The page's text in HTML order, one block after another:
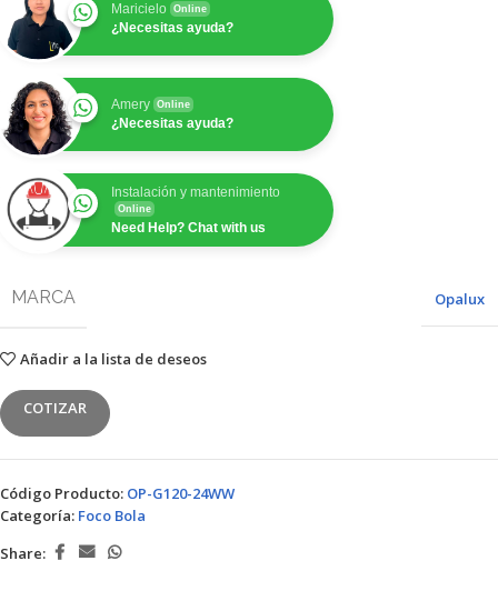
Maricielo Online
¿Necesitas ayuda?
Amery Online
¿Necesitas ayuda?
Instalación y mantenimiento
Online
Need Help? Chat with us
MARCA Opalux
Añadir a la lista de deseos
COTIZAR
Código Producto: OP-G120-24WW
Categoría: Foco Bola
Share: